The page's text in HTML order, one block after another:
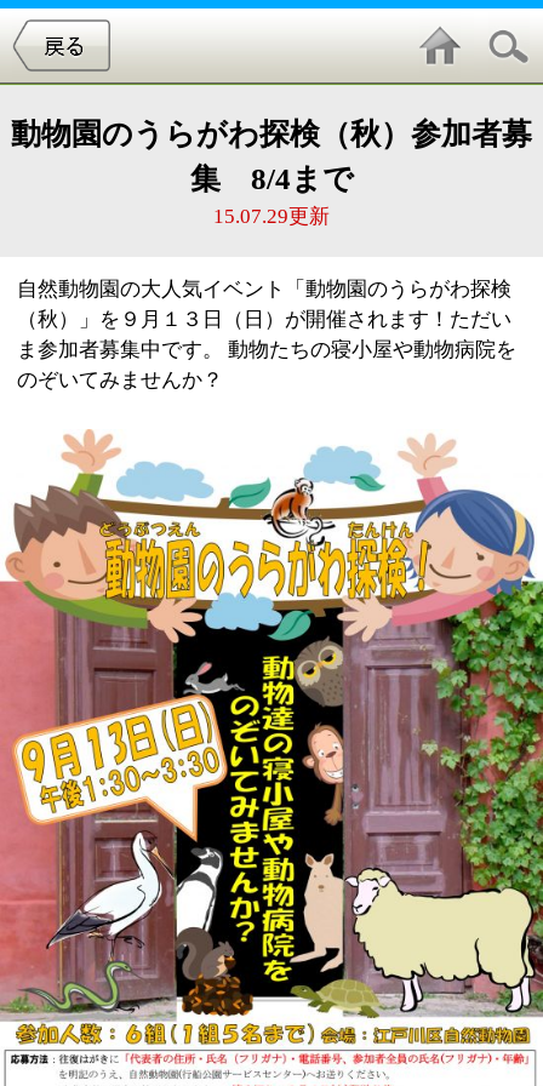
集 8/4まで
自然動物園の大人気イベント「動物園のうらがわ探検
（秋）」を９月１３日（日）が開催されます！ただい
このページの先頭へ
江戸川区時間 墨田区時間 葛飾区時間
表示：PC | モバイル
2013 art blue Inc.